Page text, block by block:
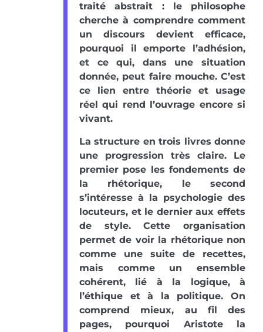
traité abstrait : le philosophe
cherche à comprendre comment
un discours devient efficace,
pourquoi il emporte l’adhésion,
et ce qui, dans une situation
donnée, peut faire mouche. C’est
ce lien entre théorie et usage
réel qui rend l’ouvrage encore si
vivant.
La structure en trois livres donne
une progression très claire. Le
premier pose les fondements de
la rhétorique, le second
s’intéresse à la psychologie des
locuteurs, et le dernier aux effets
de style. Cette organisation
permet de voir la rhétorique non
comme une suite de recettes,
mais comme un ensemble
cohérent, lié à la logique, à
l’éthique et à la politique. On
comprend mieux, au fil des
pages, pourquoi Aristote la